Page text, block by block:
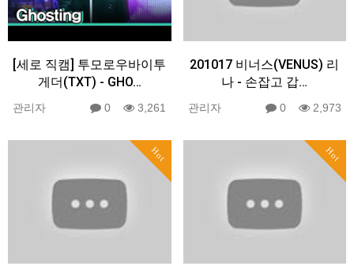
[세로 직캠] 투모로우바이투
게더(TXT) - GHO…
관리자 0 3,261
201017 비너스(VENUS) 리
나 - 손잡고 갑…
관리자 0 2,973
Hot Hot